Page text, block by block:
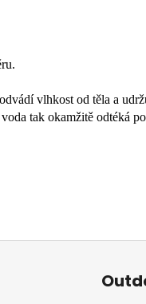
vlhkost od těla a
tak okamžitě odtéká